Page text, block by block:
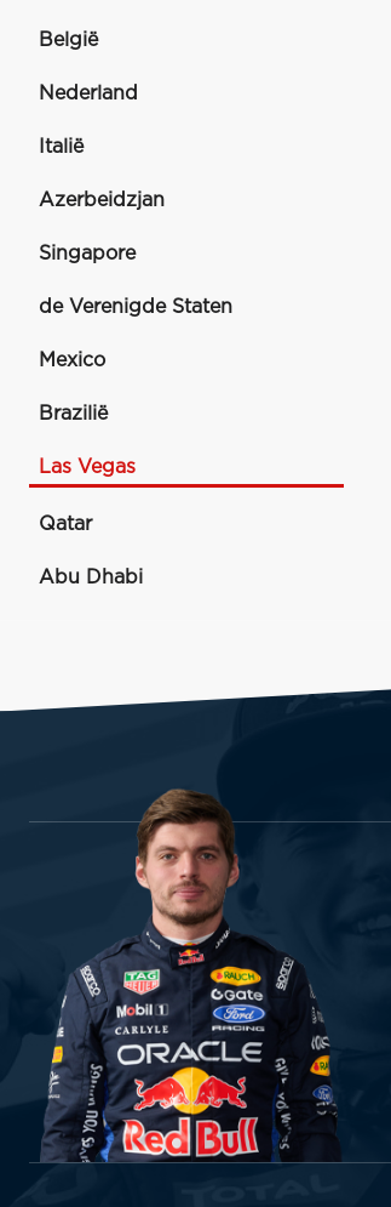
België
Nederland
Italië
Azerbeidzjan
Singapore
de Verenigde Staten
Mexico
Brazilië
Las Vegas
Qatar
Abu Dhabi